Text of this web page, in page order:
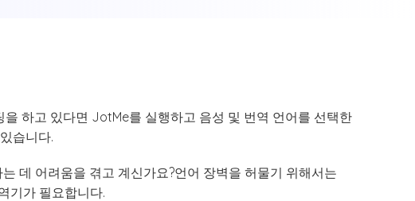
하고 있다면 JotMe를 실행하고 음성 및 번역 언어를 선택한
습니다.
데 어려움을 겪고 계신가요?언어 장벽을 허물기 위해서는
기가 필요합니다.